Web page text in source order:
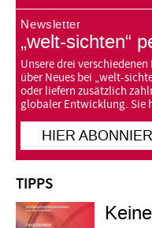
„welt-sichten“
Unsere drei
über Neues bei „welt-
oder liefern zusätzlich
globaler Entwicklung. Sie
HIER
TIPPS